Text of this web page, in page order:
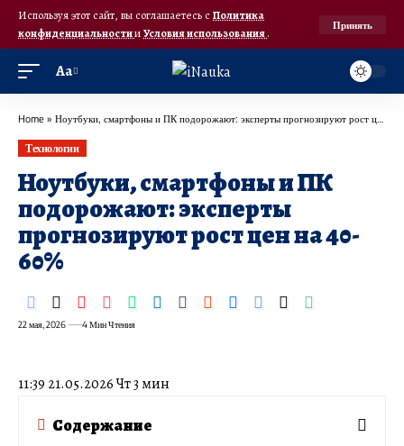
Используя этот сайт, вы соглашаетесь с Политика
конфиденциальностииУсловия использования.
Принять
Аа
Home » Ноутбуки, смартфоны и ПК подорожают: эксперты прогнозируют рост цен на 40-60%
Технологии
Ноутбуки, смартфоны и ПК
подорожают: эксперты
прогнозируют рост цен на 40-
60%
22 мая, 2026 4 Мин Чтения
11:39 21.05.2026 Чт 3 мин
Содержание